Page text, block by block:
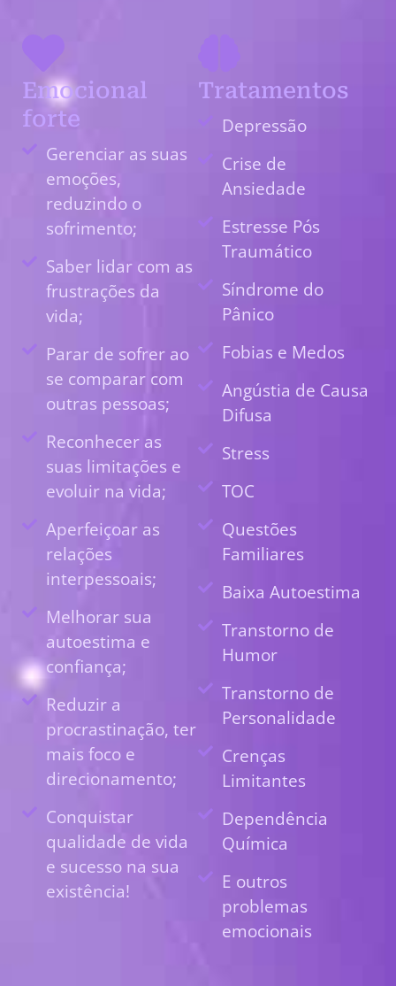
Emocional
forte
Gerenciar as suas
emoções,
reduzindo o
sofrimento;
Saber lidar com as
frustrações da
vida;
Parar de sofrer ao
se comparar com
outras pessoas;
Reconhecer as
suas limitações e
evoluir na vida;
Aperfeiçoar as
relações
interpessoais;
Melhorar sua
autoestima e
confiança;
Reduzir a
procrastinação, ter
mais foco e
direcionamento;
Conquistar
qualidade de vida
e sucesso na sua
existência!
Tratamentos
Depressão
Crise de
Ansiedade
Estresse Pós
Traumático
Síndrome do
Pânico
Fobias e Medos
Angústia de Causa
Difusa
Stress
TOC
Questões
Familiares
Baixa Autoestima
Transtorno de
Humor
Transtorno de
Personalidade
Crenças
Limitantes
Dependência
Química
E outros
problemas
emocionais